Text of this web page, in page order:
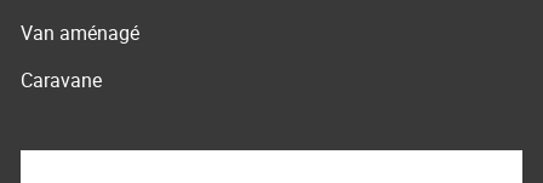
Van aménagé
Caravane